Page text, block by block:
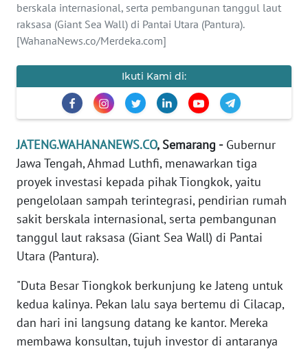
berskala internasional, serta pembangunan tanggul laut
raksasa (Giant Sea Wall) di Pantai Utara (Pantura).
[WahanaNews.co/Merdeka.com]
Ikuti Kami di:
JATENG.WAHANANEWS.CO, Semarang -Gubernur
Jawa Tengah, Ahmad Luthfi, menawarkan tiga
proyek investasi kepada pihak Tiongkok, yaitu
pengelolaan sampah terintegrasi, pendirian rumah
sakit berskala internasional, serta pembangunan
tanggul laut raksasa (Giant Sea Wall) di Pantai
Utara (Pantura).
"Duta Besar Tiongkok berkunjung ke Jateng untuk
kedua kalinya. Pekan lalu saya bertemu di Cilacap,
dan hari ini langsung datang ke kantor. Mereka
membawa konsultan, tujuh investor di antaranya
KONTAK
KAMI
PEDOMAN
MEDIA
SIBER
DISCLAIMER
Wahana